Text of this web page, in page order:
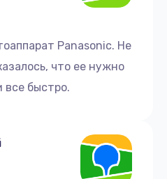
Panasonic. Не
что ее нужно
все быстро.